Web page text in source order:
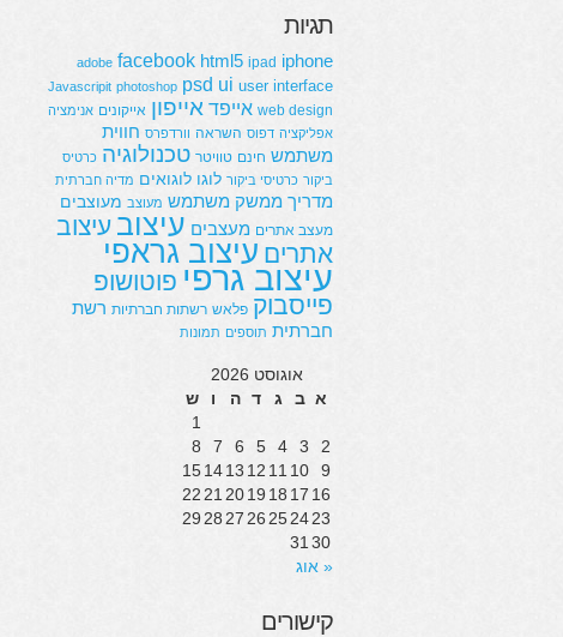
תגיות
adobe facebook html5 ipad iphone
Javascripit photoshop psd ui user interface
web design אייפד אייפון אייקונים אנימציה
אפליקציה דפוס השראה וורדפרס חווית
משתמש חינם טוויטר טכנולוגיה כרטיס
ביקור כרטיסי ביקור לוגו לוגואים מדיה חברתית
מדריך ממשק משתמש מעוצב מעוצבים
מעצב אתרים מעצבים עיצוב עיצוב
אתרים עיצוב גראפי
עיצוב גרפי פוטושופ
פייסבוק פלאש רשתות חברתיות רשת
חברתית תוספים תמונות
אוגוסט 2026
א ב ג ד ה ו
ש
1
2
3
4
5
6
7
8
9
10
11
12
13
14
15
16
17
18
19
20
21
22
23
24
25
26
27
28
29
30
31
« אוג
קישורים